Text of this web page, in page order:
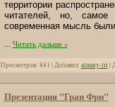
территории
читателей, но,
современная мысль
... Читать дальше »
Просмотров: 881 | Добавил: almaty-lit|
Презентация "Гран Фри"